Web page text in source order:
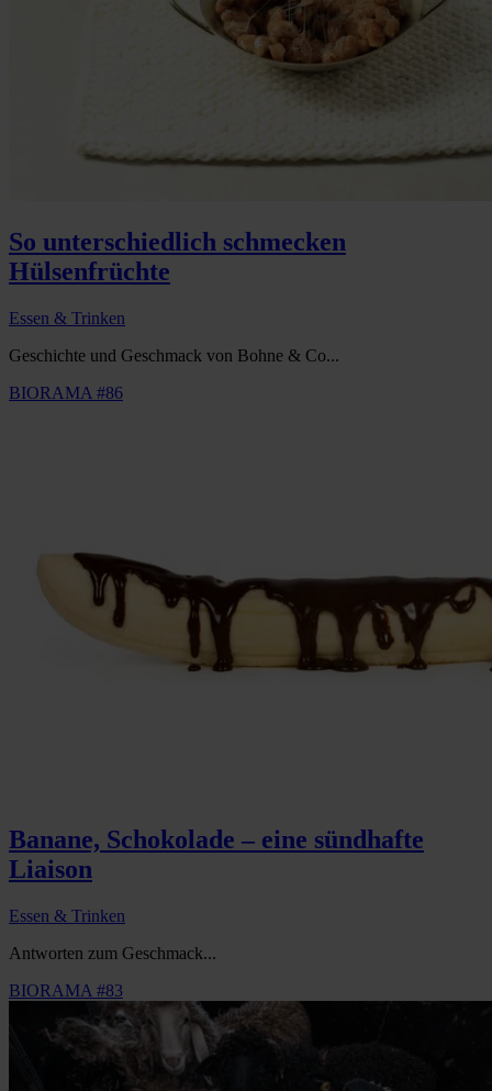
So unterschiedlich schmecken
Hülsenfrüchte
Essen & Trinken
Geschichte und Geschmack von Bohne & Co...
BIORAMA #86
Banane, Schokolade – eine sündhafte
Liaison
Essen & Trinken
Antworten zum Geschmack...
BIORAMA #83